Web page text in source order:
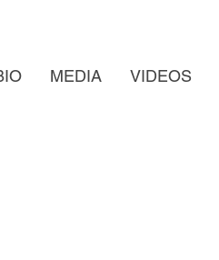
MEDIA VIDEOS